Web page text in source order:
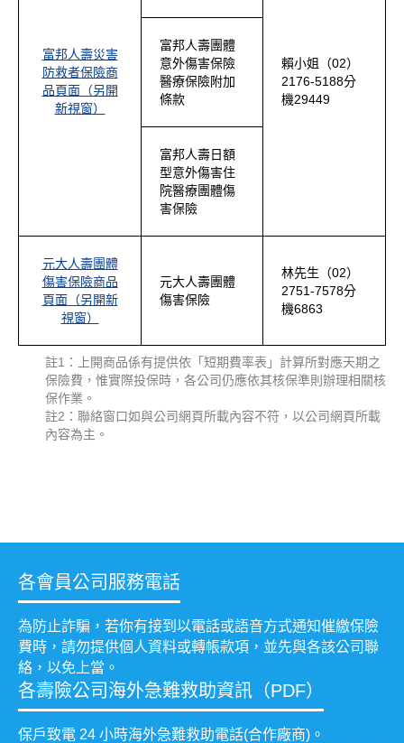
富邦人壽災害
防救者保險商
品頁面（另開
新視窗）
賴小姐（02）
2176-5188分
機29449
富邦人壽團體
意外傷害保險
醫療保險附加
條款
富邦人壽日額
型意外傷害住
院醫療團體傷
害保險
元大人壽團體
傷害保險商品
頁面（另開新
視窗）
元大人壽團體
傷害保險
林先生（02）
2751-7578分
機6863
註1：上開商品係有提供依「短期費率表」計算所對應天期之
保險費，惟實際投保時，各公司仍應依其核保準則辦理相關核
保作業。
註2：聯絡窗口如與公司網頁所載內容不符，以公司網頁所載
內容為主。
各會員公司服務電話
為防止詐騙，若你有接到以電話或語音方式通知催繳保險
費時，請勿提供個人資料或轉帳款項，並先與各該公司聯
絡，以免上當。
各壽險公司海外急難救助資訊（PDF）
保戶致電 24 小時海外急難救助電話(合作廠商)。